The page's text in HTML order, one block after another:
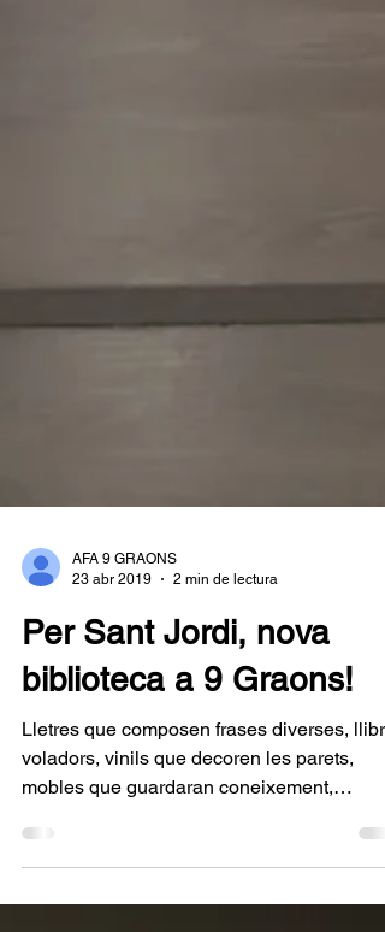
23 abr 2019
2 min de lectura
Per Sant Jordi, nova
biblioteca a 9 Graons!
Lletres que composen frases diverses,
voladors, vinils que decoren les parets,
mobles que guardaran coneixement,